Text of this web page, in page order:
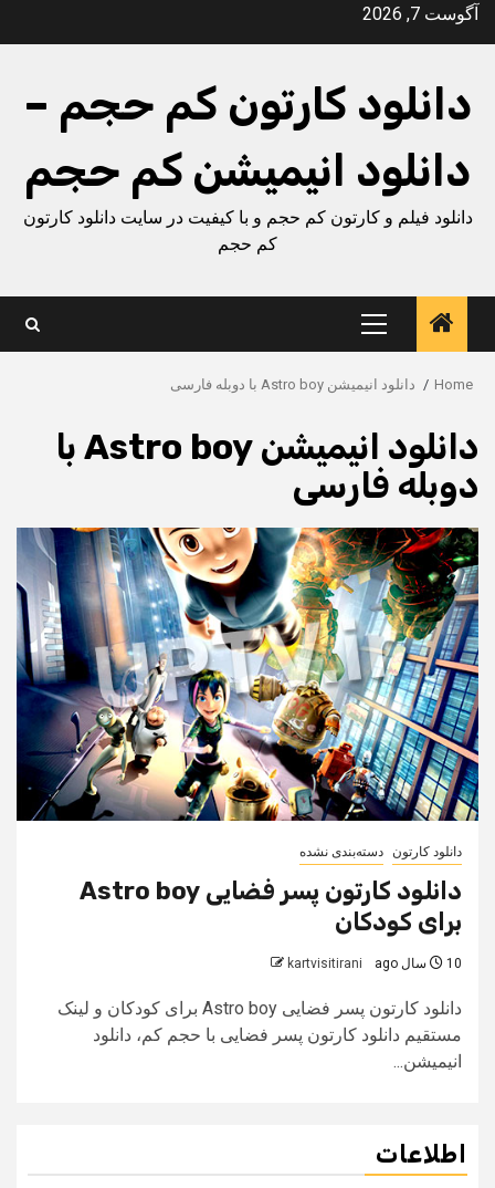
Skipآگوست 7, 2026
دانلود کارتون کم حجم –
دانلود انیمیشن کم حجم
دانلود فیلم و کارتون کم حجم و با کیفیت در سایت دانلود کارتون
کم حجم
Primary
Menu
Home دانلود انیمیشن Astro boy با دوبله فارسی
دانلود انیمیشن Astro boy با
دوبله فارسی
دانلود کارتون دسته‌بندی نشده
دانلود کارتون پسر فضایی Astro boy
برای کودکان
10 سال ago kartvisitirani
دانلود کارتون پسر فضایی Astro boy برای کودکان و لینک
مستقیم دانلود کارتون پسر فضایی با حجم کم، دانلود
انیمیشن...
اطلاعات